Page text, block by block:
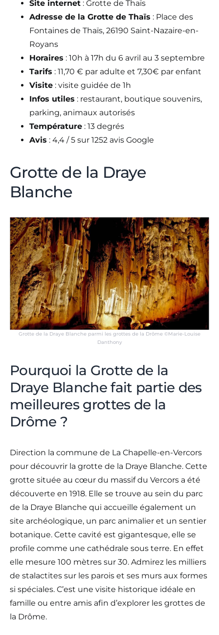
Site internet : Grotte de Thaïs
Adresse de la Grotte de Thaïs : Place des
Fontaines de Thaïs, 26190 Saint-Nazaire-en-
Royans
Horaires : 10h à 17h du 6 avril au 3 septembre
Tarifs : 11,70 € par adulte et 7,30€ par enfant
Visite : visite guidée de 1h
Infos utiles : restaurant, boutique souvenirs,
parking, animaux autorisés
Température : 13 degrés
Avis : 4,4 / 5 sur 1252 avis Google
Grotte de la Draye
Blanche
Grotte de la Draye Blanche parmi les grottes de la Drôme ©Marie-Louise
Danthony
Pourquoi la Grotte de la
Draye Blanche fait partie des
meilleures grottes de la
Drôme ?
Direction la commune de La Chapelle-en-Vercors
pour découvrir la grotte de la Draye Blanche. Cette
grotte située au cœur du massif du Vercors a été
découverte en 1918. Elle se trouve au sein du parc
de la Draye Blanche qui accueille également un
site archéologique, un parc animalier et un sentier
botanique. Cette cavité est gigantesque, elle se
profile comme une cathédrale sous terre. En effet
elle mesure 100 mètres sur 30. Admirez les milliers
de stalactites sur les parois et ses murs aux formes
si spéciales. C’est une visite historique idéale en
famille ou entre amis afin d’explorer les grottes de
la Drôme.